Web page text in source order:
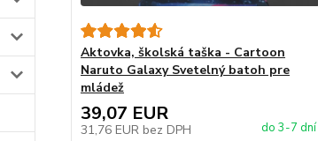
Aktovka, školská taška - Cartoon
Naruto Galaxy Svetelný batoh pre
mládež
39,07 EUR
31,76 EUR bez DPH do 3-7 dní